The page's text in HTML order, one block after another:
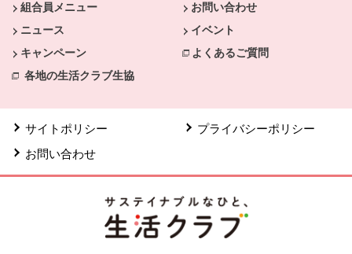
組合員メニュー
お問い合わせ
ニュース
イベント
キャンペーン
よくあるご質問
各地の生活クラブ生協
サイトポリシー
プライバシーポリシー
お問い合わせ